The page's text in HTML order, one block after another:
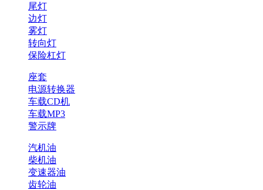
尾灯
边灯
雾灯
转向灯
保险杠灯
座套
电源转换器
车载CD机
车载MP3
警示牌
汽机油
柴机油
变速器油
齿轮油